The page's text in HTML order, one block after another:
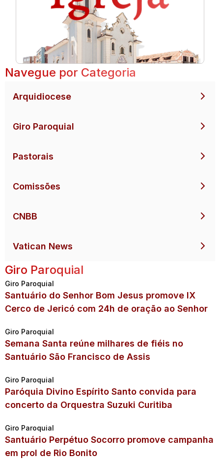
Navegue por Categoria
Arquidiocese
Giro Paroquial
Pastorais
Comissões
CNBB
Vatican News
Giro Paroquial
Giro Paroquial
Santuário do Senhor Bom Jesus promove IX
Cerco de Jericó com 24h de oração ao Senhor
Giro Paroquial
Semana Santa reúne milhares de fiéis no
Santuário São Francisco de Assis
Giro Paroquial
Paróquia Divino Espírito Santo convida para
concerto da Orquestra Suzuki Curitiba
Giro Paroquial
Santuário Perpétuo Socorro promove campanha
em prol de Rio Bonito